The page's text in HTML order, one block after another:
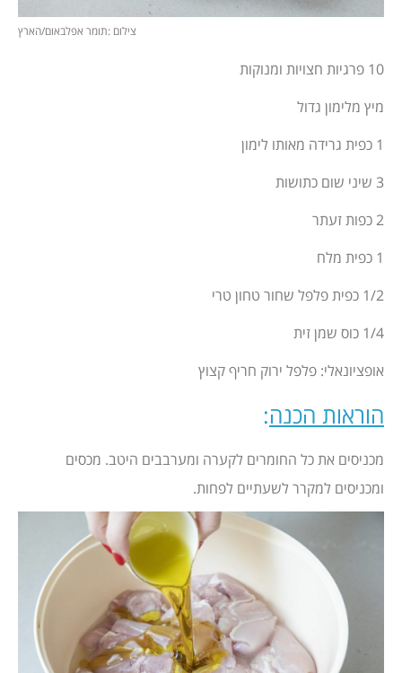
צילום :תומר אפלבאום/הארץ
10 פרגיות חצויות ומנוקות
מיץ מלימון גדול
1 כפית גרידה מאותו לימון
3 שיני שום כתושות
2 כפות זעתר
1 כפית מלח
1/2 כפית פלפל שחור טחון טרי
1/4 כוס שמן זית
אופציונאלי: פלפל ירוק חריף קצוץ
הוראות הכנה:
מכניסים את כל החומרים לקערה ומערבבים היטב. מכסים
ומכניסים למקרר לשעתיים לפחות.